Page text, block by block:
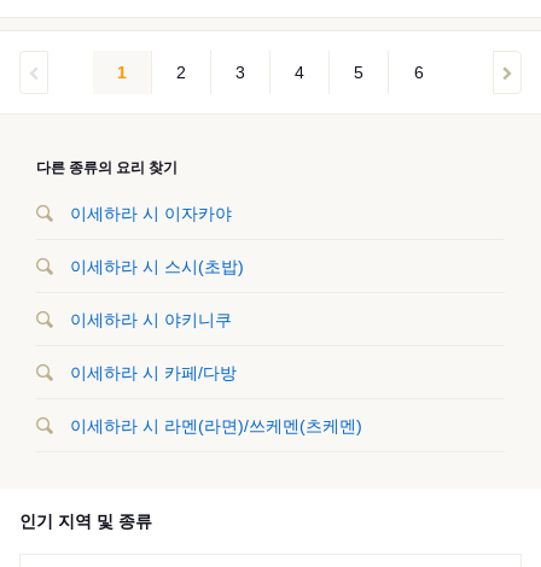
1 2 3 4 5 6
다른 종류의 요리 찾기
이세하라 시 이자카야
이세하라 시 스시(초밥)
이세하라 시 야키니쿠
이세하라 시 카페/다방
이세하라 시 라멘(라면)/쓰케멘(츠케멘)
인기 지역 및 종류